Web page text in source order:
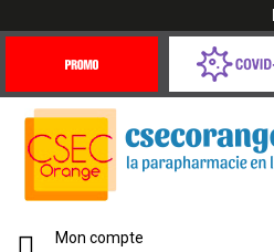
Offres
Coronavirus
Mon compte